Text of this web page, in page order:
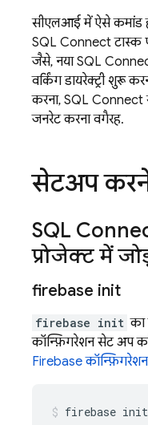
सीएलआई में ऐसे कमांड
SQL Connectटास्क
जैसे, नयाSQL
वर्किंग डायरेक्ट्री शुरू
करना, SQL Connect
जनरेट करना वगैरह.
सेटअप करने
SQL
प्रोजेक्ट में
firebase init
firebase init का
कॉन्फ़िगरेशन सेट अप
Firebase
firebase init